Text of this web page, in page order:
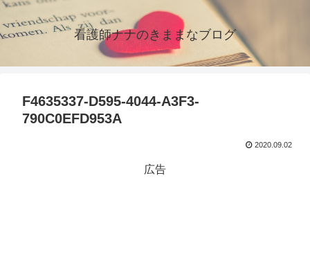
看護師ナナのきままなブログ
F4635337-D595-4044-A3F3-
790C0EFD953A
2020.09.02
広告